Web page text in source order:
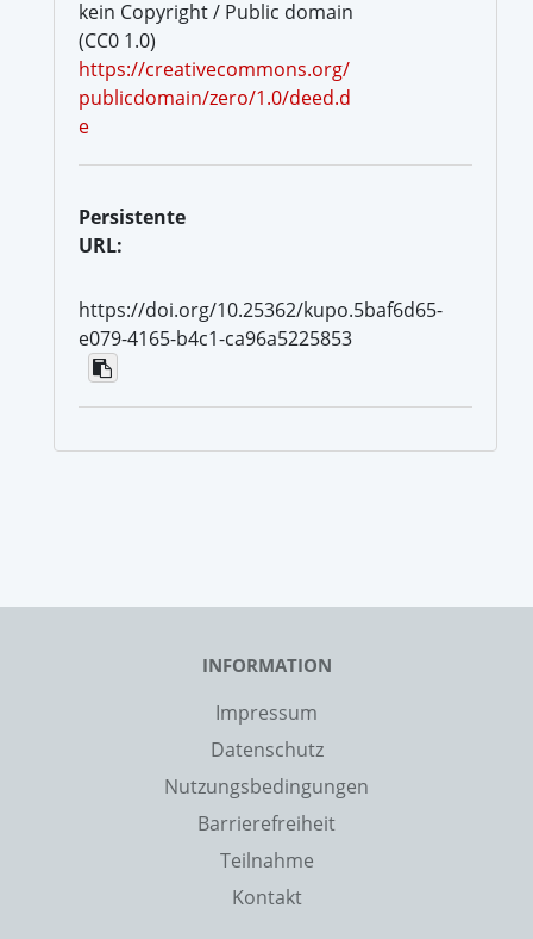
kein Copyright / Public domain
(CC0 1.0)
https://creativecommons.org/
publicdomain/zero/1.0/deed.d
e
Persistente
URL:
https://doi.org/10.25362/kupo.5baf6d65-
e079-4165-b4c1-ca96a5225853
INFORMATION
Impressum
Datenschutz
Nutzungsbedingungen
Barrierefreiheit
Teilnahme
Kontakt